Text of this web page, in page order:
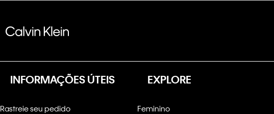
INFORMAÇÕES ÚTEIS
Rastreie seu pedido
EXPLORE
Feminino